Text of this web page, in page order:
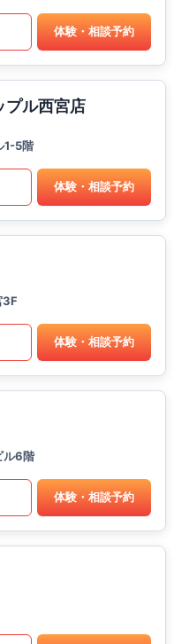
体験・相談予約
プル西宮店
1-5階
体験・相談予約
3F
体験・相談予約
ル6階
体験・相談予約